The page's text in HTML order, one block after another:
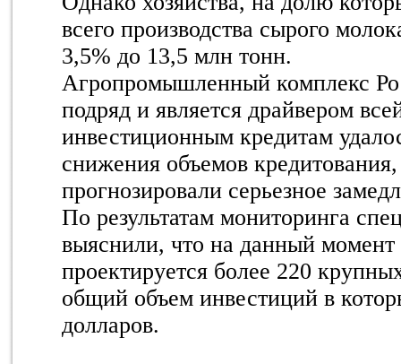
всего производства сырого
3,5% до 13,5 млн тонн.
Агропромышленный комплекс
подряд и является драйвером
инвестиционным кредитам
снижения объемов
прогнозировали серьезное
По результатам мониторинга
выяснили, что на данный момент
проектируется более 220
общий объем инвестиций в
долларов.